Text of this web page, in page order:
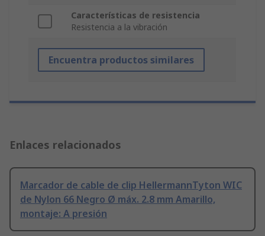
Características de resistencia
Resistencia a la vibración
Encuentra productos similares
Enlaces relacionados
Marcador de cable de clip HellermannTyton WIC
de Nylon 66 Negro Ø máx. 2.8 mm Amarillo,
montaje: A presión